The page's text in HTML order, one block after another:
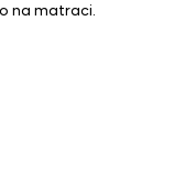
na matraci.